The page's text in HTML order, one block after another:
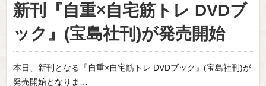
新刊『自重×自宅筋トレ DVDブ
ック』(宝島社刊)が発売開始
本日、新刊となる『自重×自宅筋トレ DVDブック』(宝島社刊)が
発売開始となりま…